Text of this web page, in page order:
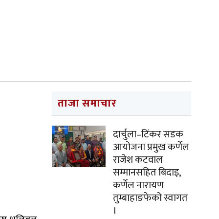
ताजा समाचार
दार्चुला–टिंकर सडक
आयोजना प्रमुख कर्णेल
राजेश कटवाल
सम्मानसहित बिदाइ,
कर्णेल नारायण
तुम्बाहाङफेको स्वागत
।